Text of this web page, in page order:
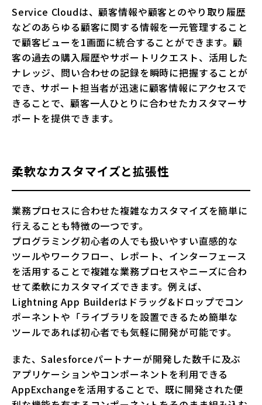
Service Cloudは、顧客情報や顧客とのやり取り履歴
などのあらゆる顧客に関する情報を一元管理すること
で顧客ビューを1画面に統合することができます。顧
客の過去の購入履歴やサポートリクエスト、活用した
ナレッジ、問い合わせの記録を瞬時に把握することが
でき、サポート担当者が迅速に顧客情報にアクセスで
きることで、顧客一人ひとりに合わせたカスタマーサ
ポートを提供できます。
柔軟なカスタマイズと拡張性
業務プロセスに合わせた複雑なカスタマイズを簡単に
行えることも特徴の一つです。
プログラミング初心者の人でも扱いやすい直感的な
ツールやワークフロー、レポート、インターフェース
を活用することで複雑な業務プロセスやニーズに合わ
せて柔軟にカスタマイズできます。例えば、
Lightning App Builderはドラッグ&ドロップでコン
ポーネントや「ライブラリを設置できるため簡単な
ツールであれば初心者でも気軽に開発が可能です。
また、Salesforceパートナーが開発した数千に及ぶ
アプリケーションやコンポーネントを利用できる
AppExchangeを活用することで、既に開発された便